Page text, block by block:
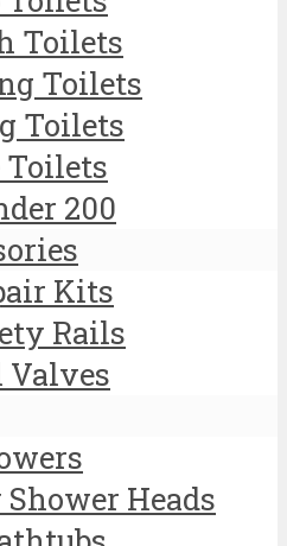
Toilets
Toilets
Toilets
Toilets
200
Kits
Rails
Heads